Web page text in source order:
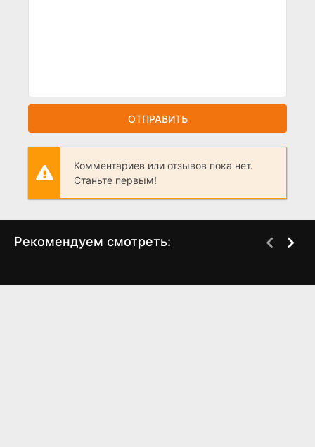
ОТПРАВИТЬ
Комментариев или отзывов пока нет.
Станьте первым!
Рекомендуем смотреть: